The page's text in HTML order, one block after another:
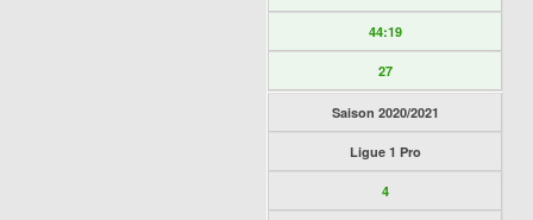
44:19
27
Saison 2020/2021
Ligue 1 Pro
4